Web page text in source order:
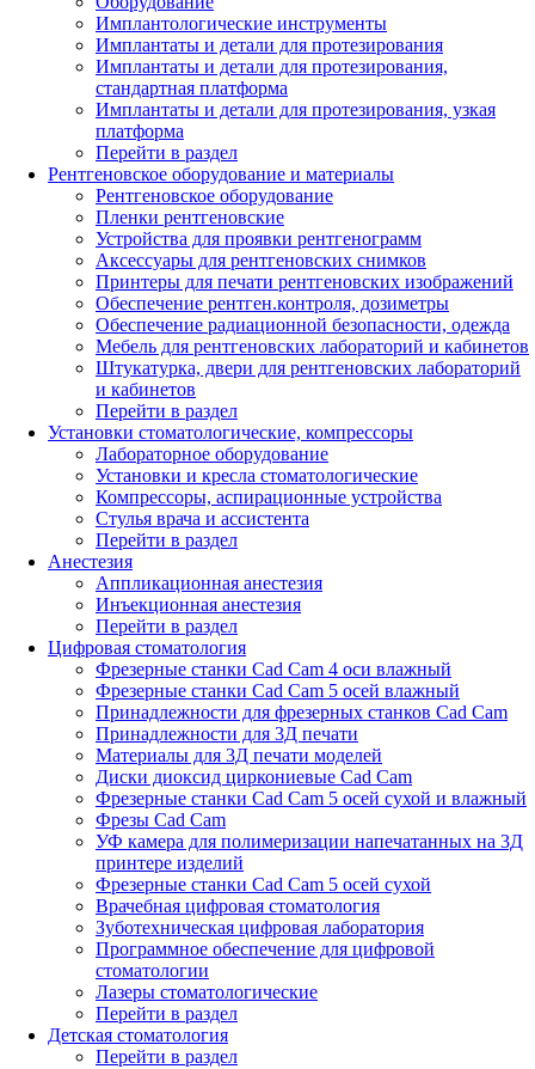
Имплантологические инструменты
Имплантаты и детали для протезирования
Имплантаты и детали для протезирования,
стандартная платформа
Имплантаты и детали для протезирования, узкая
платформа
Перейти в раздел
Рентгеновское оборудование и материалы
Рентгеновское оборудование
Пленки рентгеновские
Устройства для проявки рентгенограмм
Аксессуары для рентгеновских снимков
Принтеры для печати рентгеновских изображений
Обеспечение рентген.контроля, дозиметры
Обеспечение радиационной безопасности, одежда
Мебель для рентгеновских лабораторий и кабинетов
Штукатурка, двери для рентгеновских лабораторий
и кабинетов
Перейти в раздел
Установки стоматологические, компрессоры
Лабораторное оборудование
Установки и кресла стоматологические
Компрессоры, аспирационные устройства
Стулья врача и ассистента
Перейти в раздел
Анестезия
Аппликационная анестезия
Инъекционная анестезия
Перейти в раздел
Цифровая стоматология
Фрезерные станки Cad Cam 4 оси влажный
Фрезерные станки Cad Cam 5 осей влажный
Принадлежности для фрезерных станков Cad Cam
Принадлежности для 3Д печати
Материалы для 3Д печати моделей
Диски диоксид циркониевые Cad Cam
Фрезерные станки Cad Cam 5 осей сухой и влажный
Фрезы Cad Cam
УФ камера для полимеризации напечатанных на 3Д
принтере изделий
Фрезерные станки Cad Cam 5 осей сухой
Врачебная цифровая стоматология
Зуботехническая цифровая лаборатория
Программное обеспечение для цифровой
стоматологии
Лазеры стоматологические
Перейти в раздел
Детская стоматология
Перейти в раздел